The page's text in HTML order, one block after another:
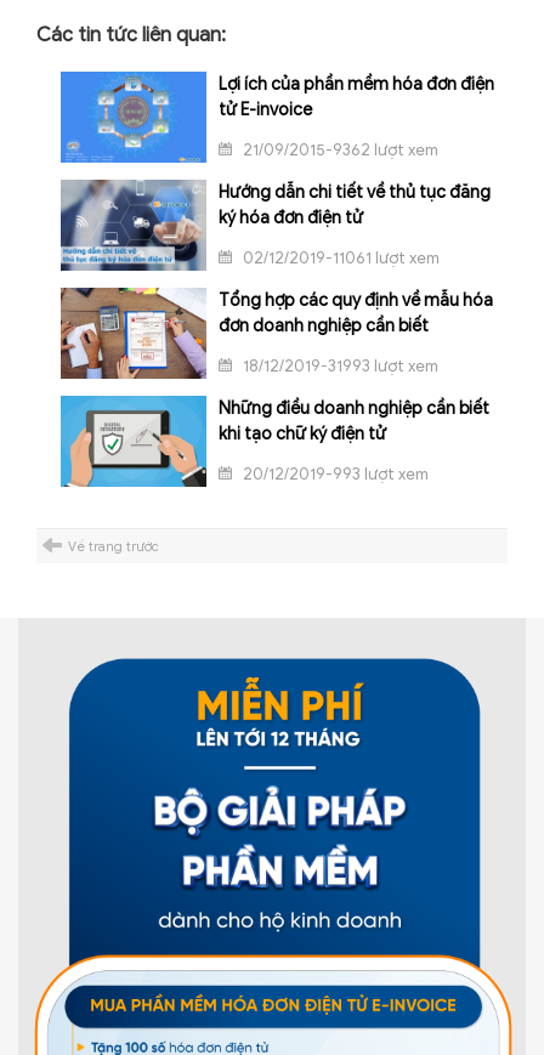
Các tin tức liên quan:
Lợi ích của phần mềm hóa đơn điện
tử E-invoice
21/09/2015-9362 lượt xem
Hướng dẫn chi tiết về thủ tục đăng
ký hóa đơn điện tử
02/12/2019-11061 lượt xem
Tổng hợp các quy định về mẫu hóa
đơn doanh nghiệp cần biết
18/12/2019-31993 lượt xem
Những điều doanh nghiệp cần biết
khi tạo chữ ký điện tử
20/12/2019-993 lượt xem
Về trang trước